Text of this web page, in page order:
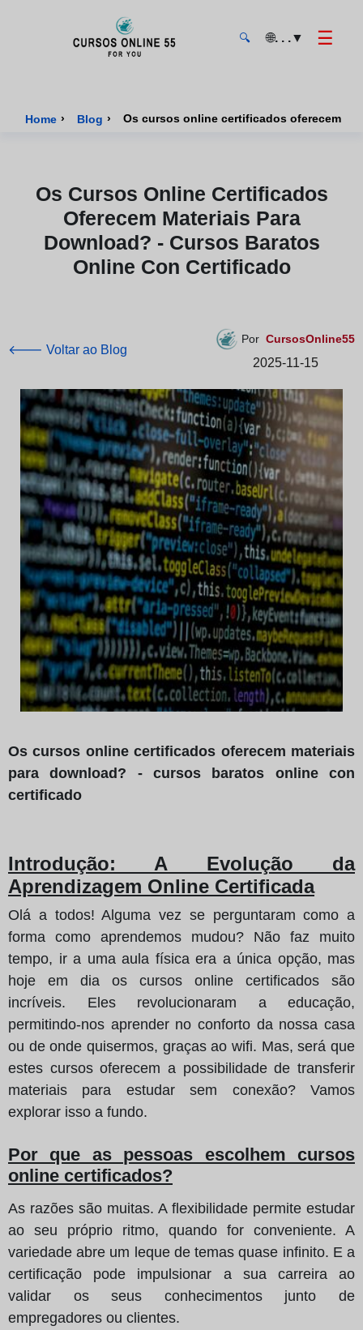
🔍 🌐. . .▼ ☰
Home › Blog ›
Os Cursos Online Certificados
Oferecem Materiais Para
Download? - Cursos Baratos
Online Con Certificado
🡐 Voltar ao Blog
Por CursosOnline55
2025-11-15
Os cursos online certificados oferecem materiais
para download? - cursos baratos online con
certificado
Introdução: A Evolução da
Aprendizagem Online Certificada
Olá a todos! Alguma vez se perguntaram como a
forma como aprendemos mudou? Não faz muito
tempo, ir a uma aula física era a única opção, mas
hoje em dia os cursos online certificados são
incríveis. Eles revolucionaram a educação,
permitindo-nos aprender no conforto da nossa casa
ou de onde quisermos, graças ao wifi. Mas, será que
estes cursos oferecem a possibilidade de transferir
materiais para estudar sem conexão? Vamos
explorar isso a fundo.
Por que as pessoas escolhem cursos
online certificados?
As razões são muitas. A flexibilidade permite estudar
ao seu próprio ritmo, quando for conveniente. A
variedade abre um leque de temas quase infinito. E a
certificação pode impulsionar a sua carreira ao
validar os seus conhecimentos junto de
empregadores ou clientes.